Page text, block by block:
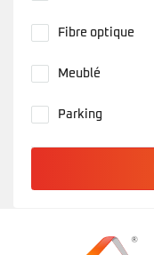
Fibre optique
Meublé
Parking